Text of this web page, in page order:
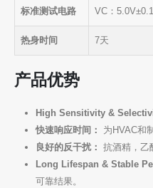
标准测试电路 VC：
热身时间 7天
产品优势
High Sensitivity &
快速响应时间：
为HVAC和
良好的反干扰： 抗酒精，乙
Long Lifespan & Stable
可靠结果。